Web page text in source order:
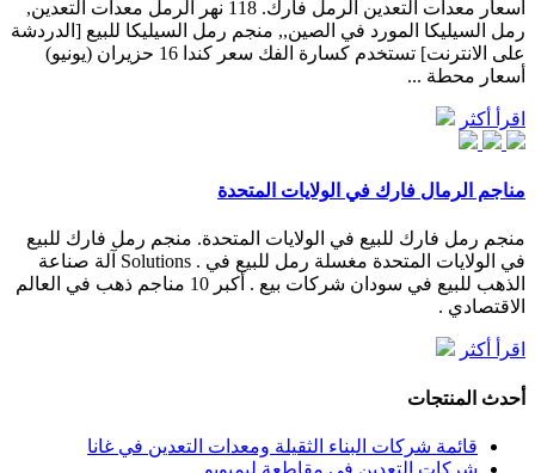
أسعار معدات التعدين الرمل فارك. 118 نهر الرمل معدات التعدين,
رمل السيليكا المورد في الصين,, منجم رمل السيليكا للبيع [الدردشة
على الانترنت] تستخدم كسارة الفك سعر كندا 16 حزيران (يونيو)
أسعار محطة ...
اقرأ أكثر
مناجم الرمال فارك في الولايات المتحدة
منجم رمل فارك للبيع في الولايات المتحدة. منجم رمل فارك للبيع
في الولايات المتحدة مغسلة رمل للبيع في . Solutions آلة صناعة
الذهب للبيع في سودان شركات بيع . أكبر 10 مناجم ذهب في العالم
الاقتصادي .
اقرأ أكثر
أحدث المنتجات
قائمة شركات البناء الثقيلة ومعدات التعدين في غانا
شركات التعدين في مقاطعة ليمبوبو